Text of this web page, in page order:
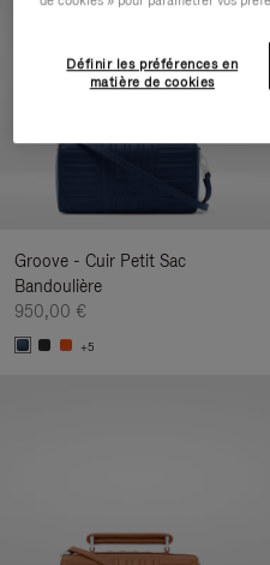
Groove - Cuir Petit Sac
Bandoulière
950,00 €
+5
Définir les préférences en
matière de cookies